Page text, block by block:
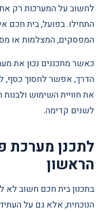
לחשוב על המערכות רק
התחילו. בפועל, בית חכם
המפסקים, המצלמות או
כאשר מתכננים נכון את
הדרך, אפשר לחסוך כסף,
את חוויית השימוש
לשנים קדימה.
לתכנן מערכת
הראשון
בתכנון בית חכם חשוב לא